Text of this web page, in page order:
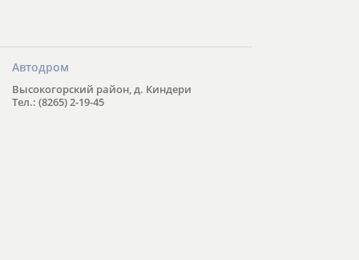
Автодром
Высокогорский район, д. Киндери
Тел.: (8265) 2-19-45